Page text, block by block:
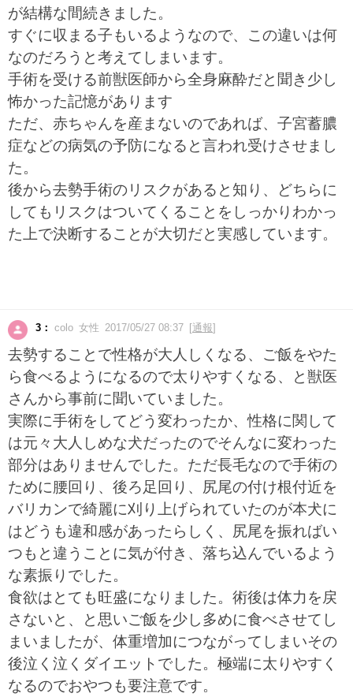
が結構な間続きました。
すぐに収まる子もいるようなので、この違いは何
なのだろうと考えてしまいます。
手術を受ける前獣医師から全身麻酔だと聞き少し
怖かった記憶があります
ただ、赤ちゃんを産まないのであれば、子宮蓄膿
症などの病気の予防になると言われ受けさせまし
た。
後から去勢手術のリスクがあると知り、どちらに
してもリスクはついてくることをしっかりわかっ
た上で決断することが大切だと実感しています。
3： colo 女性 2017/05/27 08:37 [通報]
去勢することで性格が大人しくなる、ご飯をやた
ら食べるようになるので太りやすくなる、と獣医
さんから事前に聞いていました。
実際に手術をしてどう変わったか、性格に関して
は元々大人しめな犬だったのでそんなに変わった
部分はありませんでした。ただ長毛なので手術の
ために腰回り、後ろ足回り、尻尾の付け根付近を
バリカンで綺麗に刈り上げられていたのが本犬に
はどうも違和感があったらしく、尻尾を振ればい
つもと違うことに気が付き、落ち込んでいるよう
な素振りでした。
食欲はとても旺盛になりました。術後は体力を戻
さないと、と思いご飯を少し多めに食べさせてし
まいましたが、体重増加につながってしまいその
後泣く泣くダイエットでした。極端に太りやすく
なるのでおやつも要注意です。